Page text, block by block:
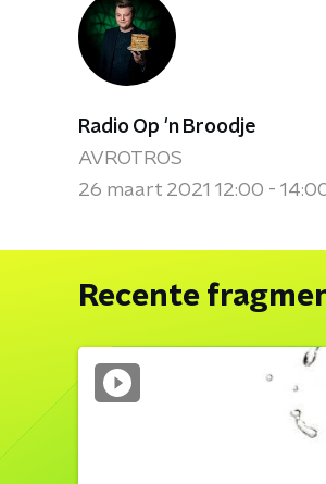
Radio Op 'n Broodje
AVROTROS
26 maart 2021 12:00 -
Recente